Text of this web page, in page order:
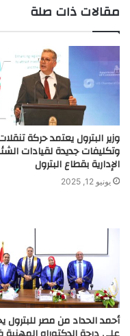
مقالات ذات صلة
وزير البترول يعتمد حركة
وتكليفات جديدة لقيادات
الإدارية بقطاع البترول
يونيو 12, 2025
أحمد الحداد من مصر للبترول